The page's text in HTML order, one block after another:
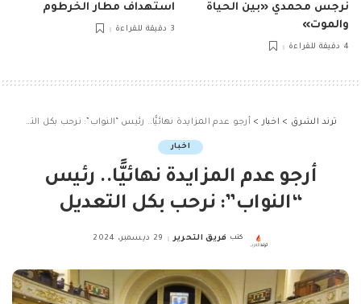
نرجس محمدي «بين الحياة
والموت»
4 دقيقة للقراءة
استهداف مطار الخرطوم
3 دقيقة للقراءة
ترند الشرق > اخبار > أرجو عدم المزايدة نهائيًّا.. رئيس “النواب”: نرحب بكل التعديل
اخبار
أرجو عدم المزايدة نهائيًّا.. رئيس
“النواب”: نرحب بكل التعديل
Posted
كتب فريق التحرير 29 ديسمبر، 2024